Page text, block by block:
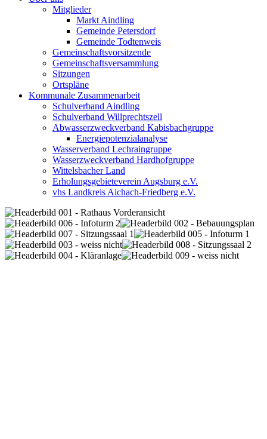
Mitglieder
Markt Aindling
Gemeinde Petersdorf
Gemeinde Todtenweis
Gemeinschaftsvorsitzende
Gemeinschaftsversammlung
Sitzungen
Ortspläne
Kommunale Zusammenarbeit
Schulverband Aindling
Schulverband Willprechtszell
Abwasserzweckverband Kabisbachgruppe
Energiepotenzialanalyse
Wasserverband Lechraingruppe
Wasserzweckverband Hardhofgruppe
Wittelsbacher Land
Erholungsgebieteverein Augsburg e.V.
vhs Landkreis Aichach-Friedberg e.V.